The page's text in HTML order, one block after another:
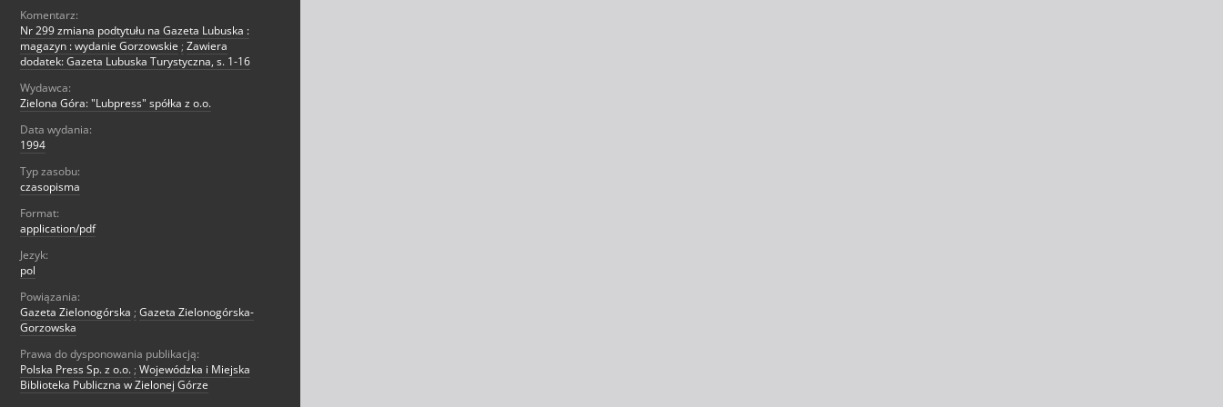
Komentarz:
Nr 299 zmiana podtytułu na Gazeta Lubuska :
magazyn : wydanie Gorzowskie ; Zawiera
dodatek: Gazeta Lubuska Turystyczna, s. 1-16
Wydawca:
Zielona Góra: "Lubpress" spółka z o.o.
Data wydania:
1994
Typ zasobu:
czasopisma
Format:
application/pdf
Jezyk:
pol
Powiązania:
Gazeta Zielonogórska ; Gazeta Zielonogórska-
Gorzowska
Prawa do dysponowania publikacją:
Polska Press Sp. z o.o. ; Wojewódzka i Miejska
Biblioteka Publiczna w Zielonej Górze